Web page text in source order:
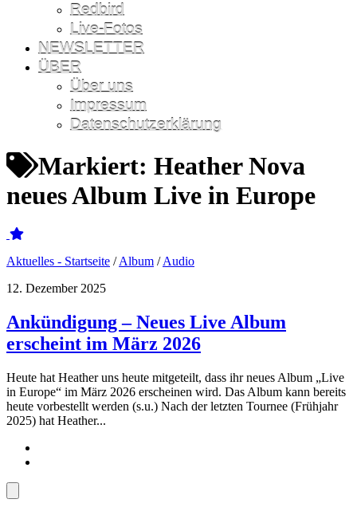
Redbird
Live-Fotos
NEWSLETTER
ÜBER
Über uns
Impressum
Datenschutzerklärung
Markiert: Heather Nova
neues Album Live in Europe
Aktuelles - Startseite /Album /Audio
12. Dezember 2025
Ankündigung – Neues Live Album
erscheint im März 2026
Heute hat Heather uns heute mitgeteilt, dass ihr neues Album „Live
in Europe“ im März 2026 erscheinen wird. Das Album kann bereits
heute vorbestellt werden (s.u.) Nach der letzten Tournee (Frühjahr
2025) hat Heather...